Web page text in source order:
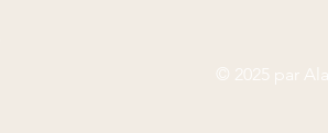
© 2025 par